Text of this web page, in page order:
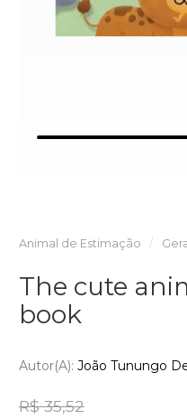
Animal de Estimação
The cute
book
Autor(a): João Tunungo
R$ 35,52